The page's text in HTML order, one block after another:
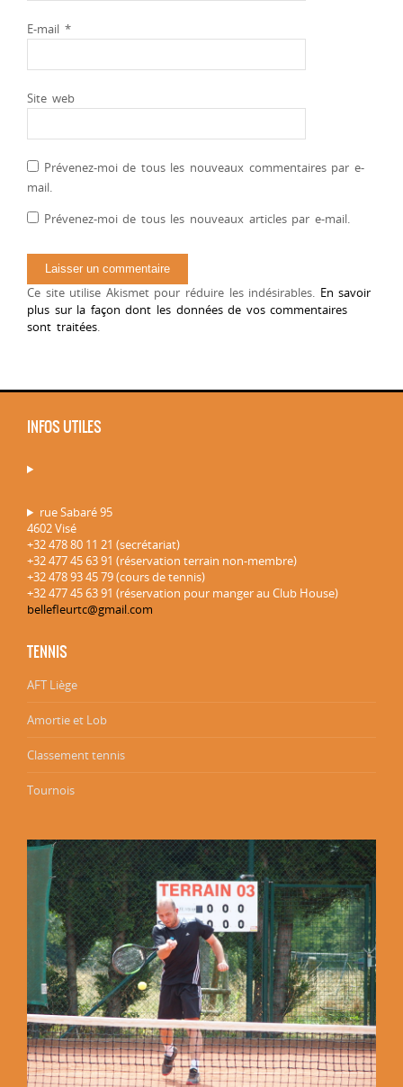
E-mail *
Site web
Prévenez-moi de tous les nouveaux commentaires par e-
mail.
Prévenez-moi de tous les nouveaux articles par e-mail.
Ce site utilise Akismet pour réduire les indésirables. En savoir
plus sur la façon dont les données de vos commentaires
sont traitées.
INFOS UTILES
rue Sabaré 95
4602 Visé
+32 478 80 11 21 (secrétariat)
+32 477 45 63 91 (réservation terrain non-membre)
+32 478 93 45 79 (cours de tennis)
+32 477 45 63 91 (réservation pour manger au Club House)
bellefleurtc@gmail.com
TENNIS
AFT Liège
Amortie et Lob
Classement tennis
Tournois